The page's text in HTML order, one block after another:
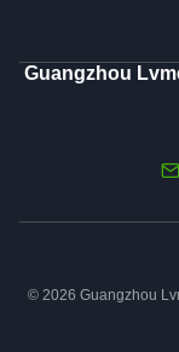
Guangzhou
© 2026 Guangzhou